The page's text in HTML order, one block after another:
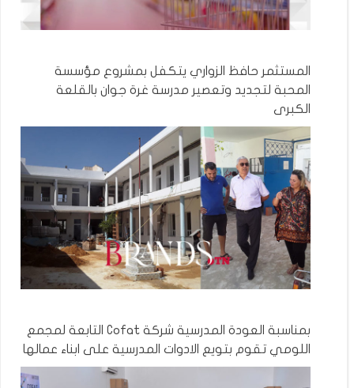
المستثمر حافظ الزواري يتكفل بمشروع مؤسسة
المحبة لتجديد وتعصير مدرسة غرة جوان بالقلعة
الكبرى
بمناسبة العودة المدرسية شركة Cofat التابعة لمجمع
اللومي تقوم بتويع الادوات المدرسية على ابناء عمالها